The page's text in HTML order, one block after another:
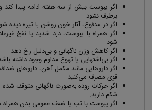
اگر یبوست بیش از سه هفته ادامه پیدا
برطرف نشود.
اگر در مدفوع، آثار خون روشن یا تیره دیده
اگر همراه با یبوست، درد شدید یا نفخ
شود.
اگر کاهش وزن ناگهانی و بی‌دلیل رخ دهد.
اگر بی‌اشتهایی یا تهوع مداوم وجود داشته
اگر داروهایی مانند مکمل آهن، داروهای
قوی مصرف می‌کنید.
اگر حرکات روده به‌صورت ناگهانی متوقف
شکم دارید.
اگر یبوست با تب یا ضعف عمومی بدن همراه